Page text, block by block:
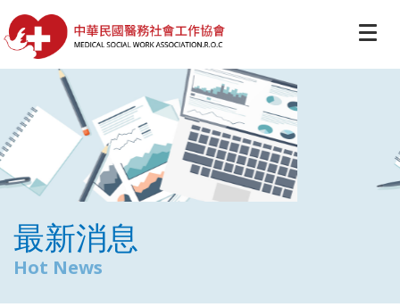
最新消息
Hot News